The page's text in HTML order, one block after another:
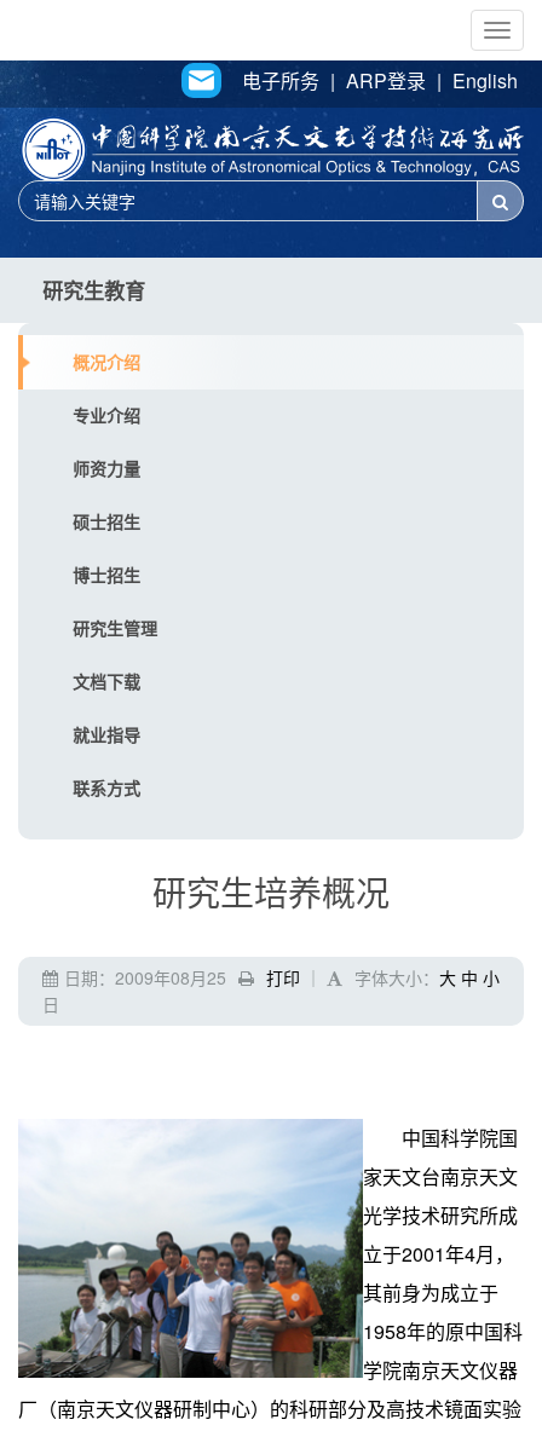
电子所务 | ARP登录 | English
研究生教育
概况介绍
专业介绍
师资力量
硕士招生
博士招生
研究生管理
文档下载
就业指导
联系方式
研究生培养概况
打印 ｜ 字体大小： 大 中 小
日期：2009年08月25
日
中国科学院国
家天文台南京天文
光学技术研究所成
立于2001年4月，
其前身为成立于
1958年的原中国科
学院南京天文仪器
厂（南京天文仪器研制中心）的科研部分及高技术镜面实验